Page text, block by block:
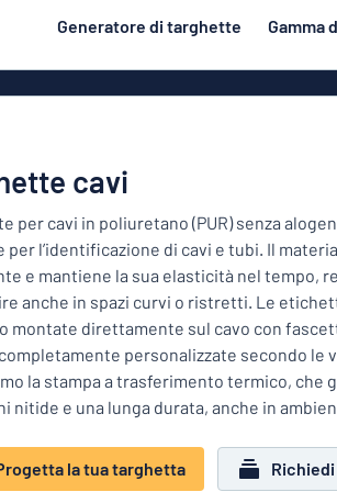
principale
Generatore di targhette Gamma
Per la casa
Traffico e veicoli
Targhette identificative
Adesivi
Targhette per animali
Targhette per bambini
Più
popolari
Materiale
cassetta
postale
Per
la
casa
Traffico
e
identificative
della targhetta
cavi
per cavi in poliuretano (PUR) senza
l’identificazione di cavi e tubi. Il
e mantiene la sua elasticità nel tempo,
anche in spazi curvi o ristretti. Le
montate direttamente sul cavo con
personalizzate secondo le
la stampa a trasferimento termico, che
nitide e una lunga durata, anche in
la tua targhetta